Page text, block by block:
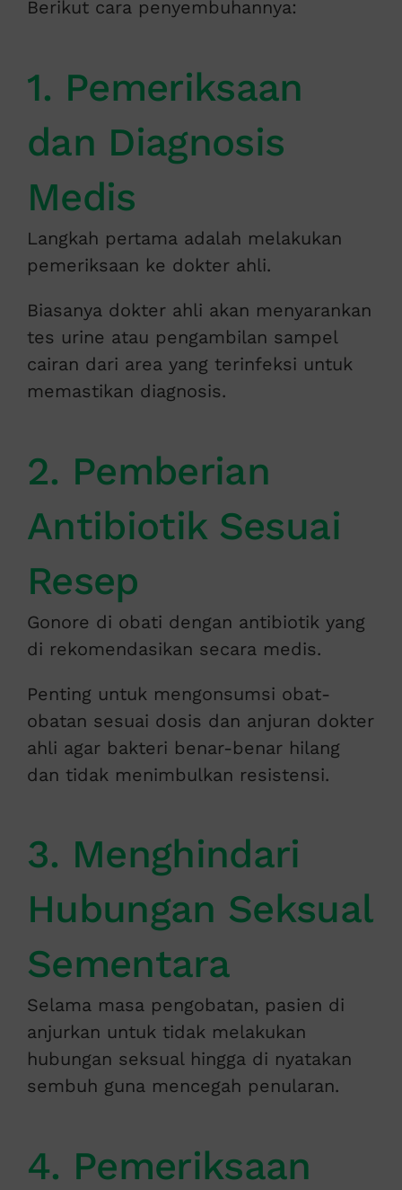
Berikut cara penyembuhannya:
1. Pemeriksaan
dan Diagnosis
Medis
Langkah pertama adalah melakukan
pemeriksaan ke dokter ahli.
Biasanya dokter ahli akan menyarankan
tes urine atau pengambilan sampel
cairan dari area yang terinfeksi untuk
memastikan diagnosis.
2. Pemberian
Antibiotik Sesuai
Resep
Gonore di obati dengan antibiotik yang
di rekomendasikan secara medis.
Penting untuk mengonsumsi obat-
obatan sesuai dosis dan anjuran dokter
ahli agar bakteri benar-benar hilang
dan tidak menimbulkan resistensi.
3. Menghindari
Hubungan Seksual
Sementara
Selama masa pengobatan, pasien di
anjurkan untuk tidak melakukan
hubungan seksual hingga di nyatakan
sembuh guna mencegah penularan.
4. Pemeriksaan